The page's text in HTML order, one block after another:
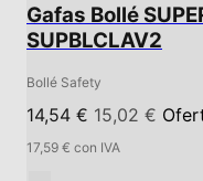
Gafas Bollé
SUPBLCLAV2
Bollé Safety
14,54 € 15,02 €
17,59 € con IVA